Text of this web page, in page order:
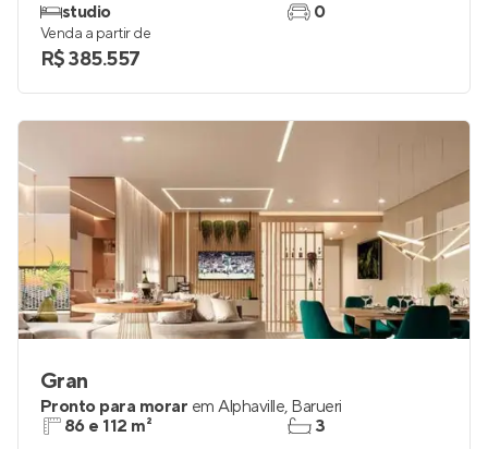
studio
0
Venda a partir de
R$ 385.557
Gran
Pronto para morar em Alphaville, Barueri
86 e 112 m²
3